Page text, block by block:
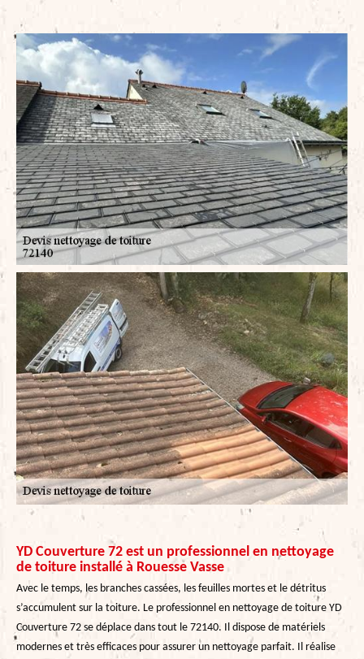
YD Couverture 72 est un professionnel en nettoyage
de toiture installé à Rouesse Vasse
Avec le temps, les branches cassées, les feuilles mortes et le détritus
s’accumulent sur la toiture. Le professionnel en nettoyage de toiture YD
Couverture 72 se déplace dans tout le 72140. Il dispose de matériels
modernes et très efficaces pour assurer un nettoyage parfait. Il réalise